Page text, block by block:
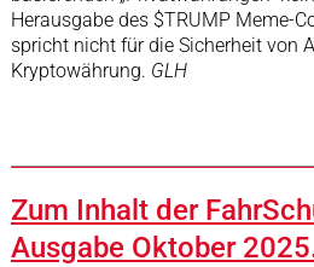
Herausgabe des $TRUMP Meme-
spricht nicht für die Sicherheit von
Kryptowährung. GLH
Zum Inhalt der
Ausgabe Oktober